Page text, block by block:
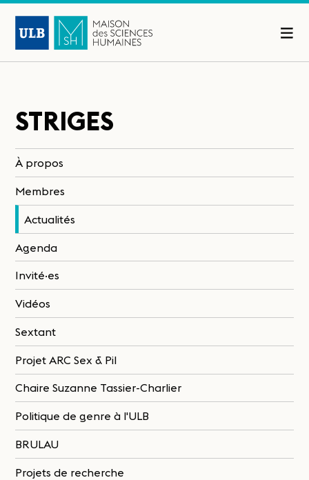
STRIGES
À propos
Membres
Actualités
Agenda
Invité·es
Vidéos
Sextant
Projet ARC Sex & Pil
Chaire Suzanne Tassier-Charlier
Politique de genre à l'ULB
BRULAU
Projets de recherche